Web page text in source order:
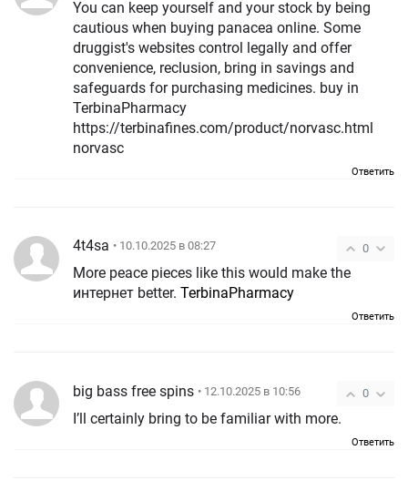
You can keep yourself and your stock by being
cautious when buying panacea online. Some
druggist's websites control legally and offer
convenience, reclusion, bring in savings and
safeguards for purchasing medicines. buy in
TerbinaPharmacy
https://terbinafines.com/product/norvasc.html
norvasc
Ответить
0
4t4sa • 10.10.2025 в 08:27
More peace pieces like this would make the
интернет better. TerbinaPharmacy
Ответить
0
big bass free spins • 12.10.2025 в 10:56
I’ll certainly bring to be familiar with more.
Ответить